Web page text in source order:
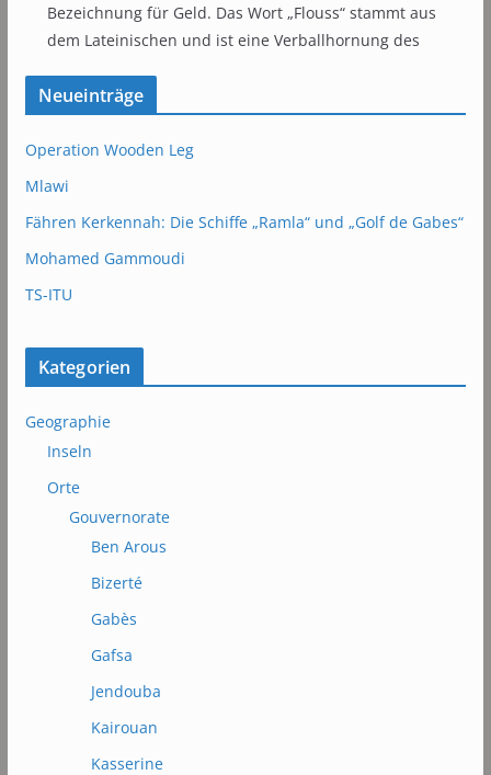
Bezeichnung für Geld. Das Wort „Flouss“ stammt aus
dem Lateinischen und ist eine Verballhornung des
Neueinträge
Operation Wooden Leg
Mlawi
Fähren Kerkennah: Die Schiffe „Ramla“ und „Golf de Gabes“
Mohamed Gammoudi
TS-ITU
Kategorien
Geographie
Inseln
Orte
Gouvernorate
Ben Arous
Bizerté
Gabès
Gafsa
Jendouba
Kairouan
Kasserine